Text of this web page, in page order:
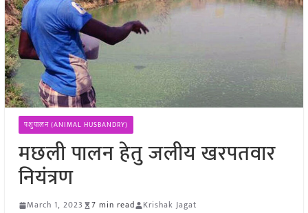
पशुपालन (ANIMAL HUSBANDRY)
मछली पालन हेतु जलीय खरपतवार
नियंत्रण
March 1, 2023 7 min read Krishak Jagat